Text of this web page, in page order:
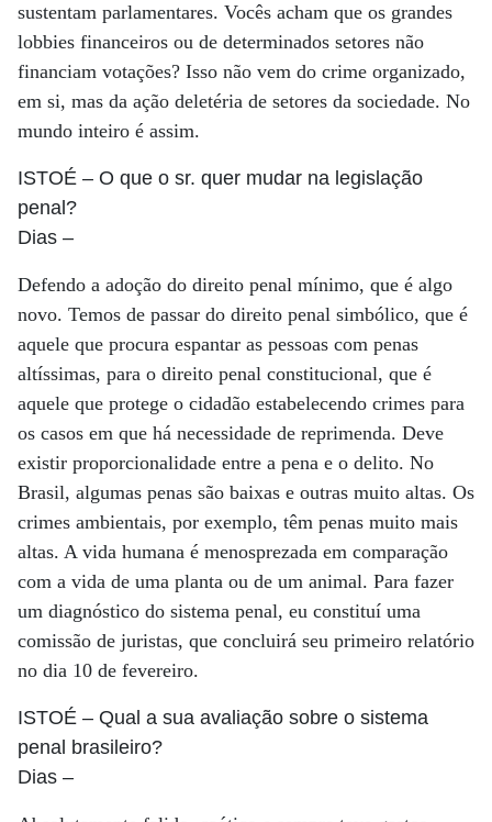
sustentam parlamentares. Vocês acham que os grandes
lobbies financeiros ou de determinados setores não
financiam votações? Isso não vem do crime organizado,
em si, mas da ação deletéria de setores da sociedade. No
mundo inteiro é assim.
ISTOÉ – O que o sr. quer mudar na legislação
penal?
Dias –
Defendo a adoção do direito penal mínimo, que é algo
novo. Temos de passar do direito penal simbólico, que é
aquele que procura espantar as pessoas com penas
altíssimas, para o direito penal constitucional, que é
aquele que protege o cidadão estabelecendo crimes para
os casos em que há necessidade de reprimenda. Deve
existir proporcionalidade entre a pena e o delito. No
Brasil, algumas penas são baixas e outras muito altas. Os
crimes ambientais, por exemplo, têm penas muito mais
altas. A vida humana é menosprezada em comparação
com a vida de uma planta ou de um animal. Para fazer
um diagnóstico do sistema penal, eu constituí uma
comissão de juristas, que concluirá seu primeiro relatório
no dia 10 de fevereiro.
ISTOÉ – Qual a sua avaliação sobre o sistema
penal brasileiro?
Dias –